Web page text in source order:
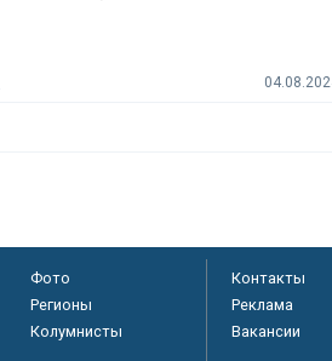
Фото
Регионы
Колумнисты
Контакты
Реклама
Вакансии